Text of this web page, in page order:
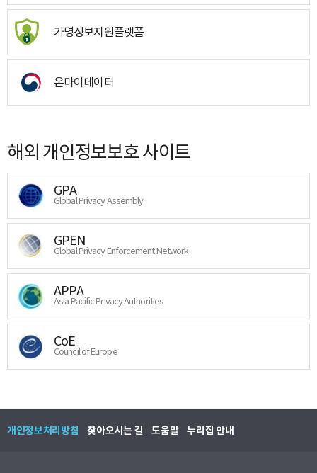
가명정보지원플랫폼
온마이데이터
해외 개인정보보호 사이트
GPA
Global Privacy Assembly
GPEN
Global Privacy Enforcement Network
APPA
Asia Pacific Privacy Authorities
CoE
Council of Europe
개인정보처리방침 찾아오시는 길 도움말 누리집 안내